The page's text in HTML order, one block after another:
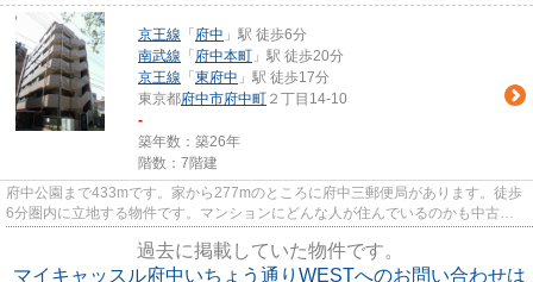
京王線 「 府中 」駅 徒歩6分
南武線 「 府中本町 」駅 徒歩20分
京王線 「 東府中 」駅 徒歩17分
東京都府中市府中町 ２丁目14-10
-
築年数：築26年
階数：7階建
府中公園まで433mです。家から277mのところに府中三郵便局があります。徒歩
6分圏内に立地する物件です。マンションにどんな人が住んでいるのかも中古マ
過去に掲載していた物件です。
マイキャッスル府中いちょう通りWESTへのお問い合わせは